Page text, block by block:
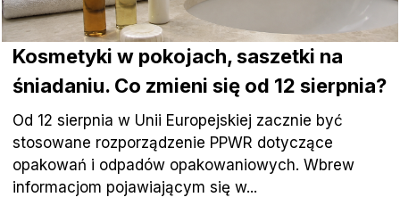
Kosmetyki w pokojach, saszetki na
śniadaniu. Co zmieni się od 12 sierpnia?
Od 12 sierpnia w Unii Europejskiej zacznie być
stosowane rozporządzenie PPWR dotyczące
opakowań i odpadów opakowaniowych. Wbrew
informacjom pojawiającym się w...